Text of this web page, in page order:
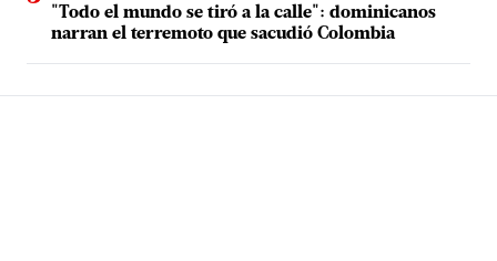
"Todo el mundo se tiró a la calle": dominicanos
narran el terremoto que sacudió Colombia